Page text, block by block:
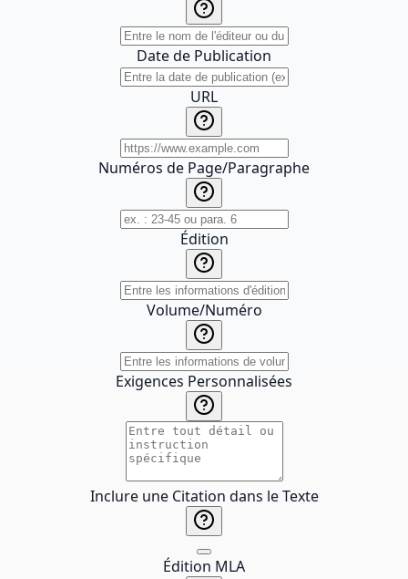
Date de Publication
URL
Numéros de Page/Paragraphe
Édition
Volume/Numéro
Exigences Personnalisées
Inclure une Citation dans le Texte
Édition MLA